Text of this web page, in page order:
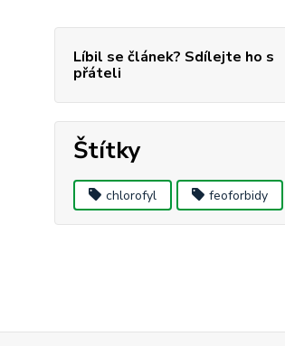
Líbil se článek? Sdílejte ho s
přáteli
Štítky
chlorofyl feoforbidy